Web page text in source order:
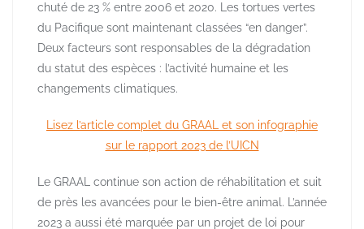
chuté de 23 % entre 2006 et 2020. Les tortues vertes
du Pacifique sont maintenant classées “en danger”.
Deux facteurs sont responsables de la dégradation
du statut des espèces : l’activité humaine et les
changements climatiques.
Lisez l’article complet du GRAAL et son infographie
sur le rapport 2023 de l’UICN
Le GRAAL continue son action de réhabilitation et suit
de près les avancées pour le bien-être animal. L’année
2023 a aussi été marquée par un projet de loi pour